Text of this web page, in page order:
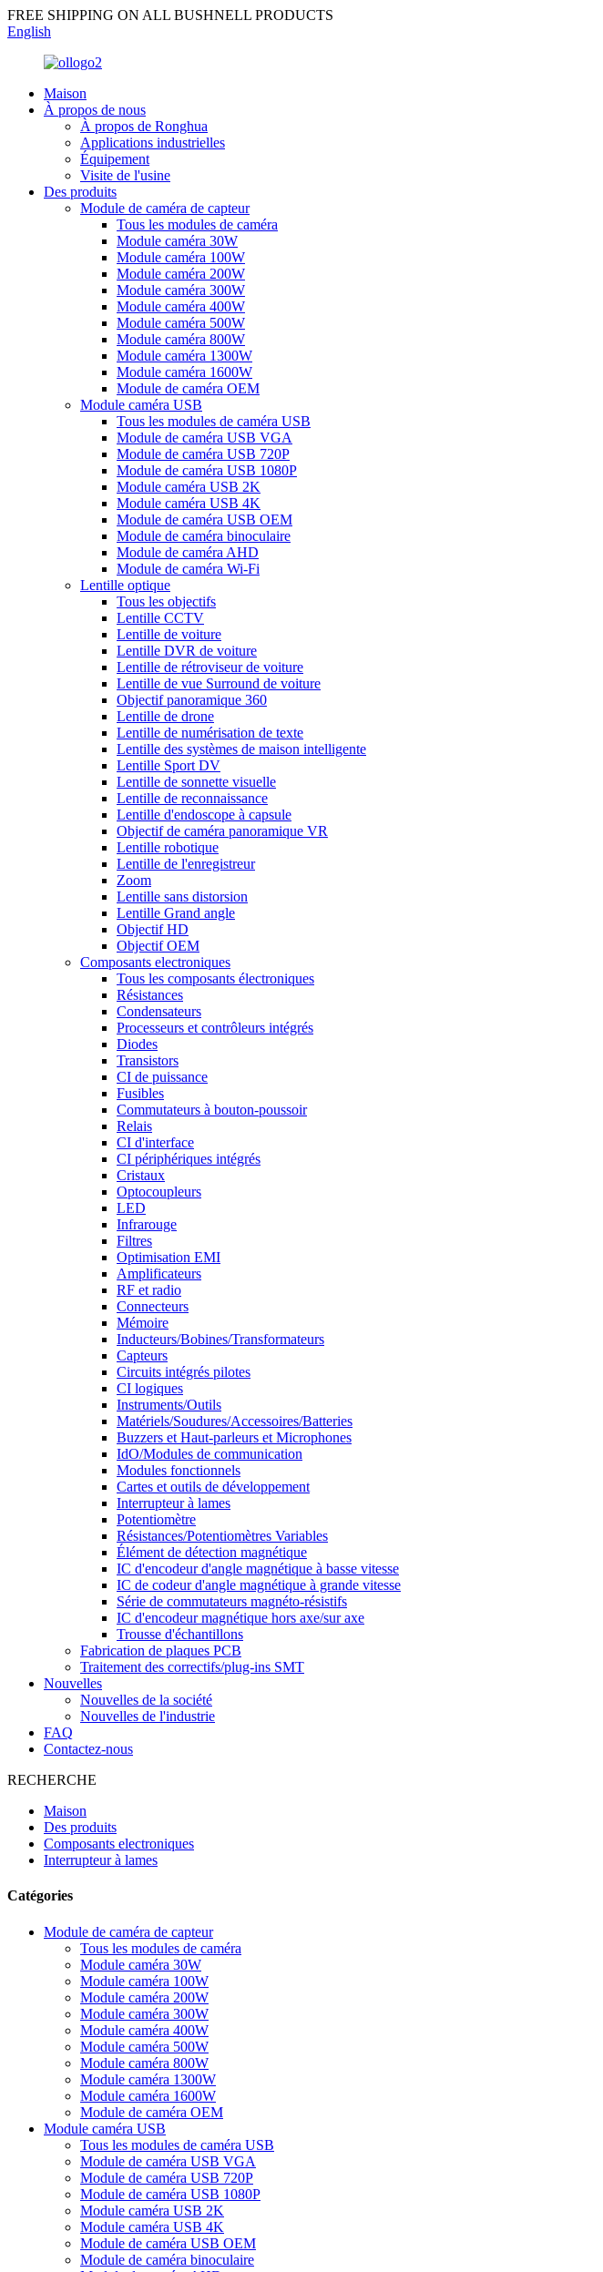
FREE SHIPPING ON ALL BUSHNELL PRODUCTS
English
Maison
À propos de nous
À propos de Ronghua
Applications industrielles
Équipement
Visite de l'usine
Des produits
Module de caméra de capteur
Tous les modules de caméra
Module caméra 30W
Module caméra 100W
Module caméra 200W
Module caméra 300W
Module caméra 400W
Module caméra 500W
Module caméra 800W
Module caméra 1300W
Module caméra 1600W
Module de caméra OEM
Module caméra USB
Tous les modules de caméra USB
Module de caméra USB VGA
Module de caméra USB 720P
Module de caméra USB 1080P
Module caméra USB 2K
Module caméra USB 4K
Module de caméra USB OEM
Module de caméra binoculaire
Module de caméra AHD
Module de caméra Wi-Fi
Lentille optique
Tous les objectifs
Lentille CCTV
Lentille de voiture
Lentille DVR de voiture
Lentille de rétroviseur de voiture
Lentille de vue Surround de voiture
Objectif panoramique 360
Lentille de drone
Lentille de numérisation de texte
Lentille des systèmes de maison intelligente
Lentille Sport DV
Lentille de sonnette visuelle
Lentille de reconnaissance
Lentille d'endoscope à capsule
Objectif de caméra panoramique VR
Lentille robotique
Lentille de l'enregistreur
Zoom
Lentille sans distorsion
Lentille Grand angle
Objectif HD
Objectif OEM
Composants electroniques
Tous les composants électroniques
Résistances
Condensateurs
Processeurs et contrôleurs intégrés
Diodes
Transistors
CI de puissance
Fusibles
Commutateurs à bouton-poussoir
Relais
CI d'interface
CI périphériques intégrés
Cristaux
Optocoupleurs
LED
Infrarouge
Filtres
Optimisation EMI
Amplificateurs
RF et radio
Connecteurs
Mémoire
Inducteurs/Bobines/Transformateurs
Capteurs
Circuits intégrés pilotes
CI logiques
Instruments/Outils
Matériels/Soudures/Accessoires/Batteries
Buzzers et Haut-parleurs et Microphones
IdO/Modules de communication
Modules fonctionnels
Cartes et outils de développement
Interrupteur à lames
Potentiomètre
Résistances/Potentiomètres Variables
Élément de détection magnétique
IC d'encodeur d'angle magnétique à basse vitesse
IC de codeur d'angle magnétique à grande vitesse
Série de commutateurs magnéto-résistifs
IC d'encodeur magnétique hors axe/sur axe
Trousse d'échantillons
Fabrication de plaques PCB
Traitement des correctifs/plug-ins SMT
Nouvelles
Nouvelles de la société
Nouvelles de l'industrie
FAQ
Contactez-nous
RECHERCHE
Maison
Des produits
Composants electroniques
Interrupteur à lames
Catégories
Module de caméra de capteur
Tous les modules de caméra
Module caméra 30W
Module caméra 100W
Module caméra 200W
Module caméra 300W
Module caméra 400W
Module caméra 500W
Module caméra 800W
Module caméra 1300W
Module caméra 1600W
Module de caméra OEM
Module caméra USB
Tous les modules de caméra USB
Module de caméra USB VGA
Module de caméra USB 720P
Module de caméra USB 1080P
Module caméra USB 2K
Module caméra USB 4K
Module de caméra USB OEM
Module de caméra binoculaire